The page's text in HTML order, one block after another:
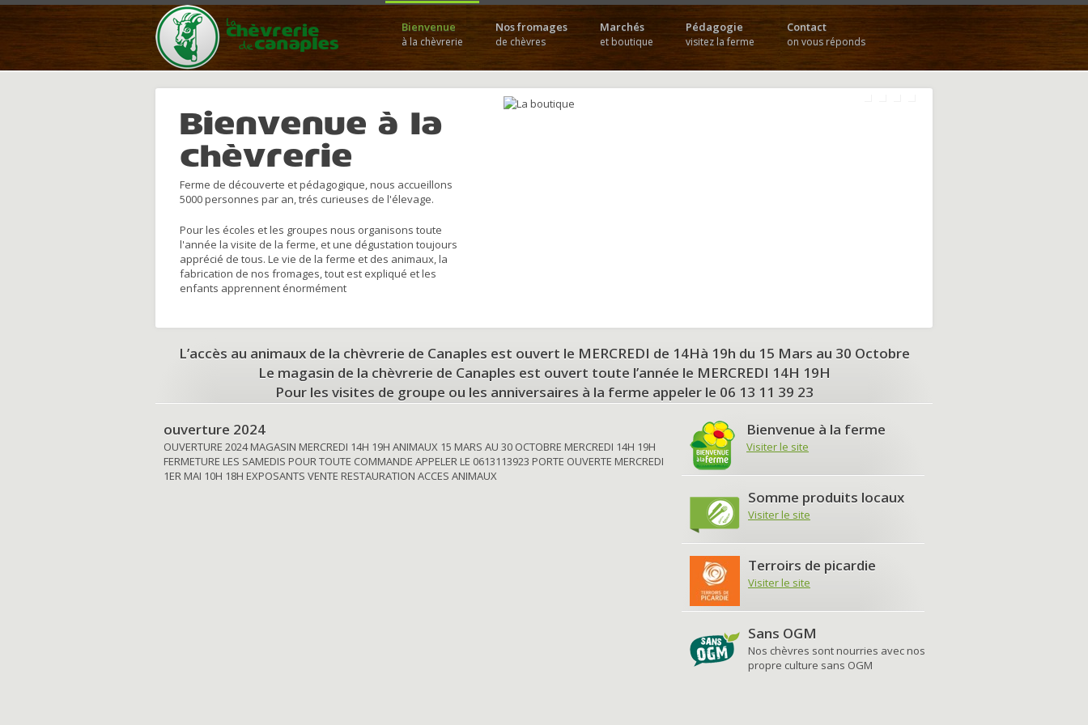
Bienvenue
à la chèvrerie
Nos fromages
de chèvres
Marchés
et boutique
Pédagogie
visitez la ferme
Contact
on vous réponds
Bienvenue à la
chèvrerie
Ferme de découverte et pédagogique, nous accueillons
5000 personnes par an, trés curieuses de l'élevage.
Pour les écoles et les groupes nous organisons toute
l'année la visite de la ferme, et une dégustation toujours
apprécié de tous. Le vie de la ferme et des animaux, la
fabrication de nos fromages, tout est expliqué et les
enfants apprennent énormément
L’accès au animaux de la chèvrerie de Canaples est ouvert le MERCREDI de 14Hà 19h du 15 Mars au 30 Octobre
Le magasin de la chèvrerie de Canaples est ouvert toute l’année le MERCREDI 14H 19H
Pour les visites de groupe ou les anniversaires à la ferme appeler le 06 13 11 39 23
ouverture 2024
OUVERTURE 2024 MAGASIN MERCREDI 14H 19H ANIMAUX 15 MARS AU 30 OCTOBRE MERCREDI 14H 19H
FERMETURE LES SAMEDIS POUR TOUTE COMMANDE APPELER LE 0613113923 PORTE OUVERTE MERCREDI
1ER MAI 10H 18H EXPOSANTS VENTE RESTAURATION ACCES ANIMAUX
Bienvenue à la ferme
Visiter le site
Somme produits locaux
Visiter le site
Terroirs de picardie
Visiter le site
Sans OGM
Nos chèvres sont nourries avec nos
propre culture sans OGM